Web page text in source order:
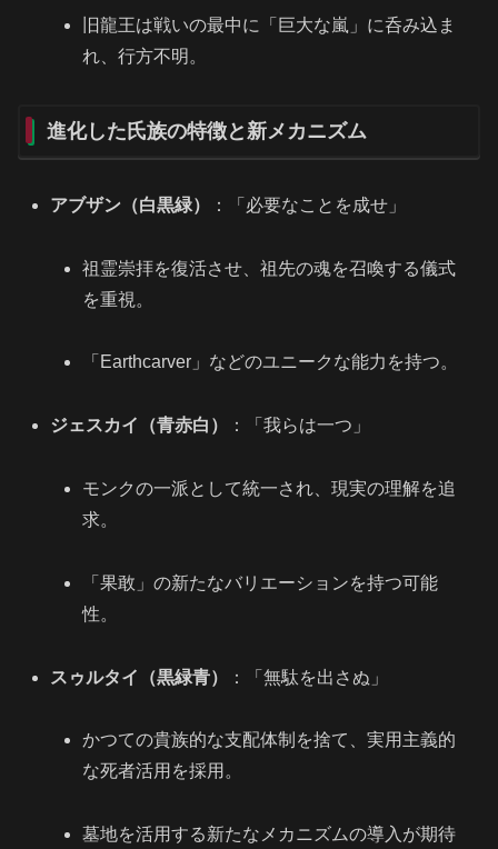
旧龍王は戦いの最中に「巨大な嵐」に呑み込ま
れ、行方不明。
進化した氏族の特徴と新メカニズム
アブザン（白黒緑） ：「必要なことを成せ」
祖霊崇拝を復活させ、祖先の魂を召喚する儀式
を重視。
「Earthcarver」などのユニークな能力を持つ。
ジェスカイ（青赤白） ：「我らは一つ」
モンクの一派として統一され、現実の理解を追
求。
「果敢」の新たなバリエーションを持つ可能
性。
スゥルタイ（黒緑青） ：「無駄を出さぬ」
かつての貴族的な支配体制を捨て、実用主義的
な死者活用を採用。
墓地を活用する新たなメカニズムの導入が期待